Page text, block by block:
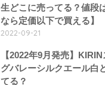
生どこに売ってる？値段
なら定価以下で買える】
2022-09-21
【2022年9月発売】
グバレーシルクエール白
てる？